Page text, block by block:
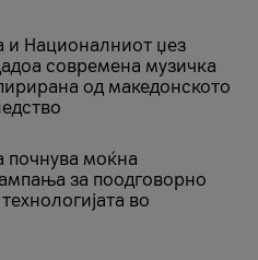
и Националниот џез
современа музичка
од македонското
почнува моќна
за поодговорно
во